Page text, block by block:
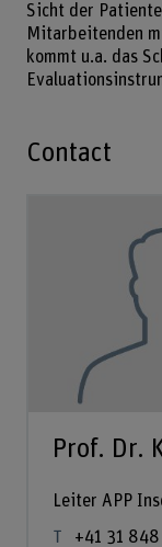
Sicht der
Mitarbeitenden
kommt u.a. das
Contact
Prof. Dr.
Leiter APP
+41 31